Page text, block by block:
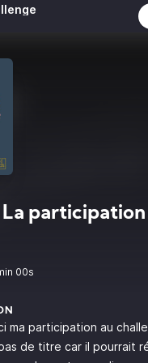
La
00s
ma participation au
pas de titre car il pourrait